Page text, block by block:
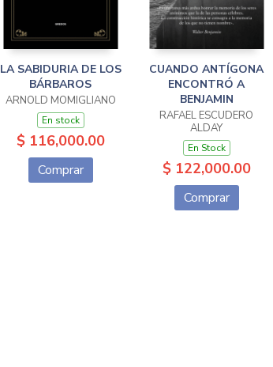
LA SABIDURIA DE LOS
BÁRBAROS
ARNOLD MOMIGLIANO
En stock
$ 116,000.00
Comprar
CUANDO ANTÍGONA
ENCONTRÓ A
BENJAMIN
RAFAEL ESCUDERO
ALDAY
En Stock
$ 122,000.00
Comprar